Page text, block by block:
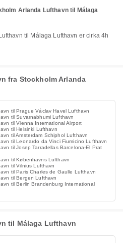
Arlanda Lufthavn til Málaga
fra Stockholm Arlanda
til Prague Václav Havel Lufthavn
til Suvarnabhumi Lufthavn
til Vienna International Airport
til Helsinki Lufthavn
til Amsterdam Schiphol Lufthavn
til Leonardo da Vinci Fiumicino Lufthavn
til Josep Tarradellas Barcelona-El Prat
til Københavns Lufthavn
til Vilnius Lufthavn
til Paris Charles de Gaulle Lufthavn
til Bergen Lufthavn
til Berlin Brandenburg International
til Málaga Lufthavn